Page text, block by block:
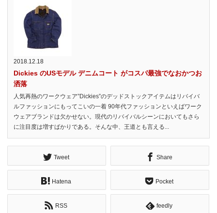
2018.12.18
Dickies のUSモデル デニムコート がコスパ最強でなおかつお
洒落
人気再熱のワークウェア”Dickies”のデッドストックアイテムはリバイバ
ルファッションにもってこいの一着 90年代ファッションといえばワーク
ウェアブランドは欠かせない。現代のリバイバルシーンにおいてもさら
に注目度は増すばかりである。そんな中、王道とも言える...
Tweet Share
Hatena Pocket
RSS feedly